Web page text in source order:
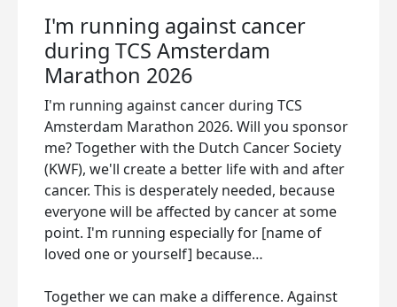
I'm running against cancer
during TCS Amsterdam
Marathon 2026
I'm running against cancer during TCS
Amsterdam Marathon 2026. Will you sponsor
me? Together with the Dutch Cancer Society
(KWF), we'll create a better life with and after
cancer. This is desperately needed, because
everyone will be affected by cancer at some
point. I'm running especially for [name of
loved one or yourself] because…
Together we can make a difference. Against